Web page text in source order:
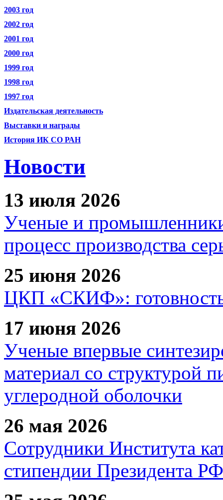
2003 год
2002 год
2001 год
2000 год
1999 год
1998 год
1997 год
Издательская деятельность
Выставки и награды
История ИК СО РАН
Новости
13 июля 2026
Ученые и
процесс производства
25 июня 2026
ЦКП «СКИФ»: готовность
17 июня 2026
Ученые впервые
материал со структурой
углеродной оболочки
26 мая 2026
Сотрудники Института
стипендии Президента РФ